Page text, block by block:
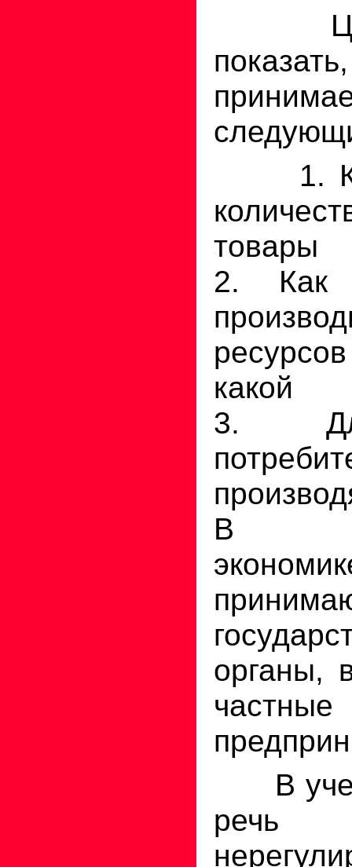
1.
товары
2. Как
какой
3.
В
органы,
частные
В